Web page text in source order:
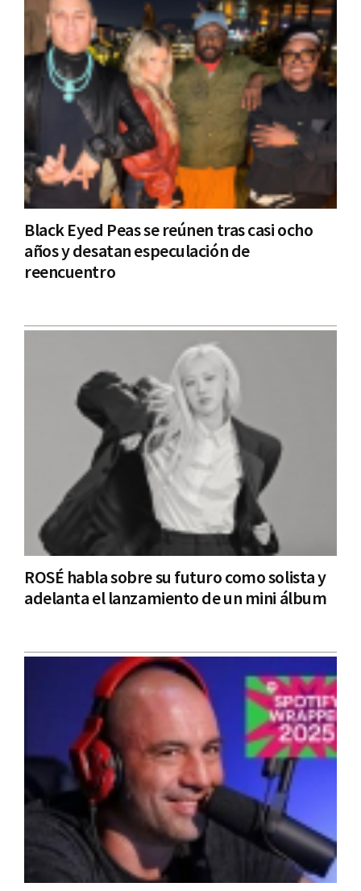
Black Eyed Peas se reúnen tras casi ocho
años y desatan especulación de
reencuentro
ROSÉ habla sobre su futuro como solista y
adelanta el lanzamiento de un mini álbum